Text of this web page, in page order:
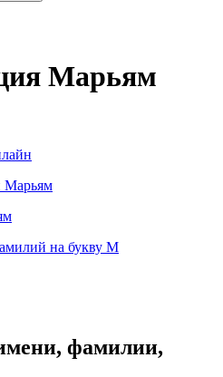
Марьям
Марьям
на букву М
фамилии,